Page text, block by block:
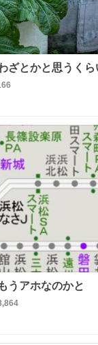
ざとかと思うく
いですか？ 今朝
きて、最高に可愛
うアホなのかと